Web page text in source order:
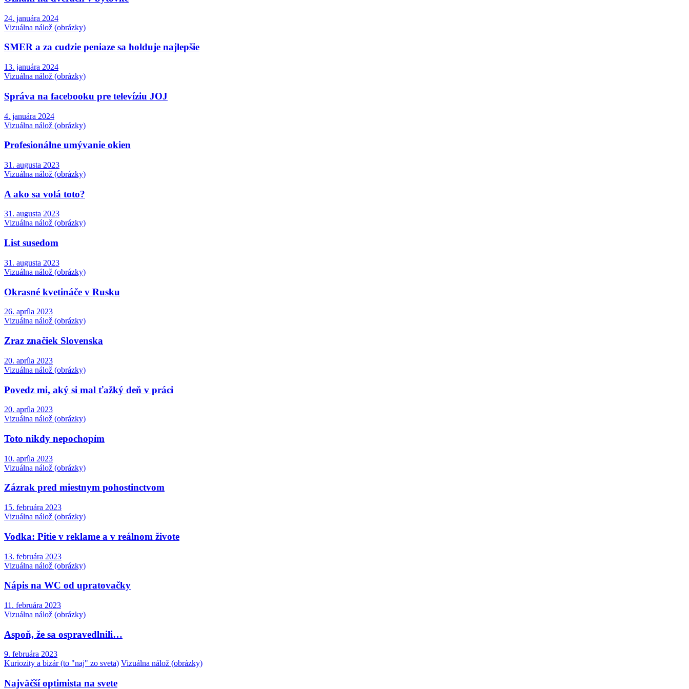
24. januára 2024
Vizuálna nálož (obrázky)
SMER a za cudzie peniaze sa holduje najlepšie
13. januára 2024
Vizuálna nálož (obrázky)
Správa na facebooku pre televíziu JOJ
4. januára 2024
Vizuálna nálož (obrázky)
Profesionálne umývanie okien
31. augusta 2023
Vizuálna nálož (obrázky)
A ako sa volá toto?
31. augusta 2023
Vizuálna nálož (obrázky)
List susedom
31. augusta 2023
Vizuálna nálož (obrázky)
Okrasné kvetináče v Rusku
26. apríla 2023
Vizuálna nálož (obrázky)
Zraz značiek Slovenska
20. apríla 2023
Vizuálna nálož (obrázky)
Povedz mi, aký si mal ťažký deň v práci
20. apríla 2023
Vizuálna nálož (obrázky)
Toto nikdy nepochopím
10. apríla 2023
Vizuálna nálož (obrázky)
Zázrak pred miestnym pohostinctvom
15. februára 2023
Vizuálna nálož (obrázky)
Vodka: Pitie v reklame a v reálnom živote
13. februára 2023
Vizuálna nálož (obrázky)
Nápis na WC od upratovačky
11. februára 2023
Vizuálna nálož (obrázky)
Aspoň, že sa ospravedlnili…
9. februára 2023
Kuriozity a bizár (to "naj" zo sveta) Vizuálna nálož (obrázky)
Najväčší optimista na svete